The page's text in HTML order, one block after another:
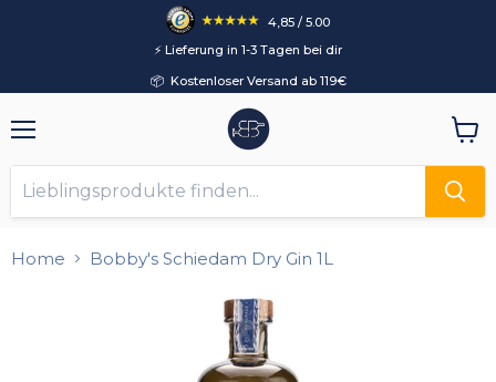
4,85 / 5.00
⚡️ Lieferung in 1-3 Tagen bei dir
📦 Kostenloser Versand ab 119€
Home Bobby's Schiedam Dry Gin 1L